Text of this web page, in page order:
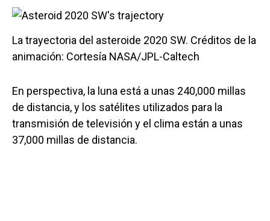
La trayectoria del asteroide 2020 SW. Créditos de la
animación: Cortesía NASA/JPL-Caltech
En perspectiva, la luna está a unas 240,000 millas
de distancia, y los satélites utilizados para la
transmisión de televisión y el clima están a unas
37,000 millas de distancia.